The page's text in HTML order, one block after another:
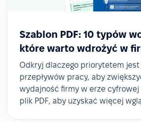
Szablon PDF: 10 typów
które warto wdrożyć w
Odkryj dlaczego priorytetem
przepływów pracy, aby
wydajność firmy w erze cyfrowej
plik PDF, aby uzyskać więcej